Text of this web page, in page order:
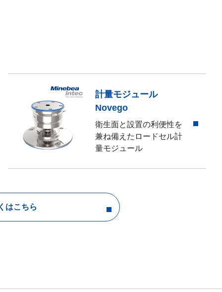
計量モジュール
Novego
衛生面と設置の利便性を
兼ね備えたロードセル計
量モジュール
はこちら